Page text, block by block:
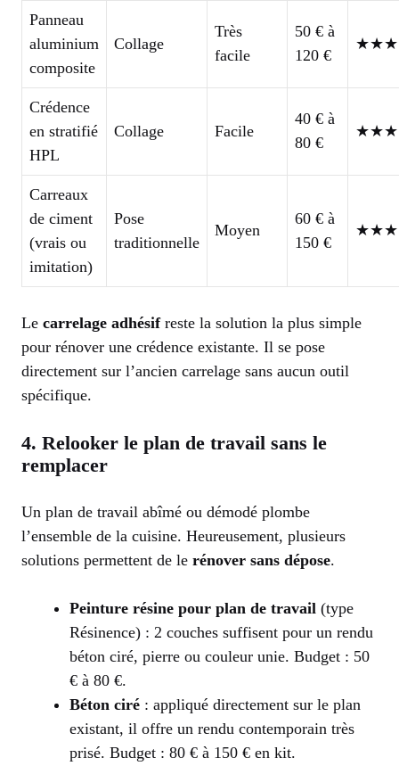
Panneau
aluminium
composite
Collage
Très
facile
50 € à
120 €
Crédence
en stratifié
HPL
Collage Facile
40 € à
80 €
Carreaux
de ciment
(vrais ou
imitation)
Pose
traditionnelle
Moyen
60 € à
150 €
Le carrelage adhésifreste la solution la plus simple
pour rénover une crédence existante. Il se pose
directement sur l’ancien carrelage sans aucun outil
spécifique.
4. Relooker le plan de travail sans le
remplacer
Un plan de travail abîmé ou démodé plombe
l’ensemble de la cuisine. Heureusement, plusieurs
solutions permettent de le rénover sans dépose.
Peinture résine pour plan de travail (type
Résinence) : 2 couches suffisent pour un rendu
béton ciré, pierre ou couleur unie. Budget : 50
€ à 80 €.
Béton ciré : appliqué directement sur le plan
existant, il offre un rendu contemporain très
prisé. Budget : 80 € à 150 € en kit.